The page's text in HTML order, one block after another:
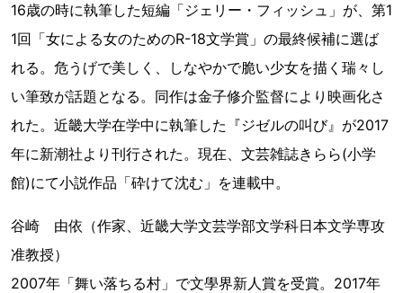
16歳の時に執筆した短編「ジェリー・フィッシュ」が、第1
1回「女による女のためのR-18文学賞」の最終候補に選ば
れる。危うげで美しく、しなやかで脆い少女を描く瑞々し
い筆致が話題となる。同作は金子修介監督により映画化さ
れた。近畿大学在学中に執筆した『ジゼルの叫び』が2017
年に新潮社より刊行された。現在、文芸雑誌きらら(小学
館)にて小説作品「砕けて沈む」を連載中。
谷崎 由依（作家、近畿大学文芸学部文学科日本文学専攻
准教授）
2007年「舞い落ちる村」で文學界新人賞を受賞。2017年